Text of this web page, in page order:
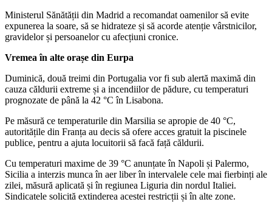
Ministerul Sănătății din Madrid a recomandat oamenilor să evite
expunerea la soare, să se hidrateze și să acorde atenție vârstnicilor,
gravidelor și persoanelor cu afecțiuni cronice.
Vremea în alte orașe din Eurpa
Duminică, două treimi din Portugalia vor fi sub alertă maximă din
cauza căldurii extreme și a incendiilor de pădure, cu temperaturi
prognozate de până la 42 °C în Lisabona.
Pe măsură ce temperaturile din Marsilia se apropie de 40 °C,
autoritățile din Franța au decis să ofere acces gratuit la piscinele
publice, pentru a ajuta locuitorii să facă față căldurii.
Cu temperaturi maxime de 39 °C anunțate în Napoli și Palermo,
Sicilia a interzis munca în aer liber în intervalele cele mai fierbinți ale
zilei, măsură aplicată și în regiunea Liguria din nordul Italiei.
Sindicatele solicită extinderea acestei restricții și în alte zone.